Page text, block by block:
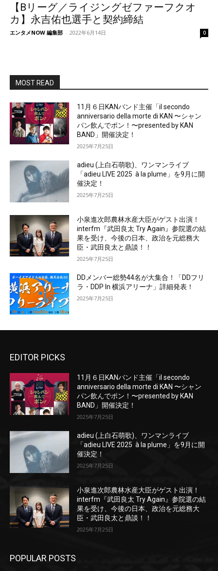
【Bリーグ／ライジングゼファーフクオ
カ】永吉佑也選手と契約締結
エンタメNOW 編集部 - 2022年6月14日 0
MOST READ
11月６日KANバンド主催「il secondo
anniversario della morte di KAN 〜シャン
パン飲んでポン！〜presented by KAN
BAND」開催決定！
2025年7月25日
adieu (上白石萌歌)、ワンマンライブ
「adieu LIVE 2025 à la plume」を9月に開
催決定！
2025年7月25日
小泉進次郎農林水産大臣がゲスト出演！
interfm『武田良太 Try Again』参院選の結
果を受け、今後の日本、政治を元総務大
臣・武田良太と鼎談！！
2025年7月25日
DDメンバー総勢44名が大集合！「DDフリ
ラ・DDP In 横浜アリーナ」詳細発表！
2025年7月25日
EDITOR PICKS
11月６日KANバンド主催「il secondo
anniversario della morte di KAN 〜シャン
パン飲んでポン！〜presented by KAN
BAND」開催決定！
2025年7月25日
adieu (上白石萌歌)、ワンマンライブ
「adieu LIVE 2025 à la plume」を9月に開
催決定！
2025年7月25日
小泉進次郎農林水産大臣がゲスト出演！
interfm『武田良太 Try Again』参院選の結
果を受け、今後の日本、政治を元総務大
臣・武田良太と鼎談！！
2025年7月25日
POPULAR POSTS